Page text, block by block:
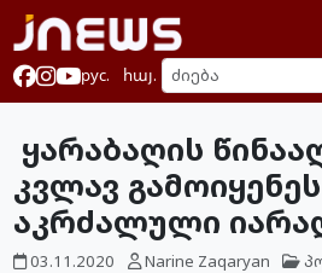
рус. հայ.
ყარაბაღის
კვლავ გამოიყენეს
აკრძალული
03.11.2020 Narine Zaqaryan